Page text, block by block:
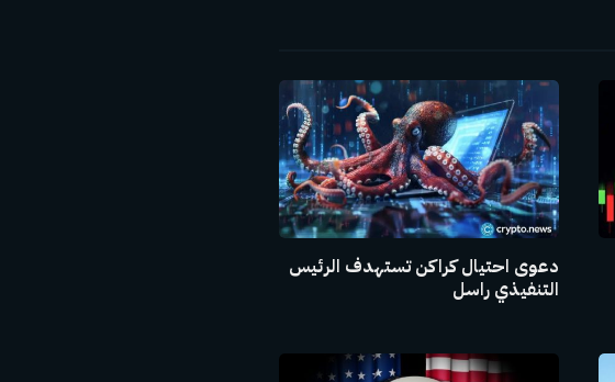
دعوى احتيال كراكن تستهدف الرئيس
التنفيذي راسل